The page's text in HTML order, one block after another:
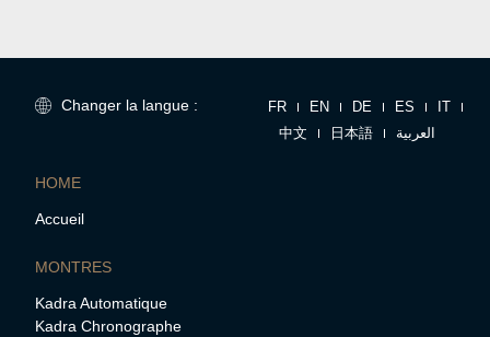
Changer la langue : FR EN DE ES
IT
中文
日本語 العربية
HOME
Accueil
MONTRES
Kadra Automatique
Kadra Chronographe